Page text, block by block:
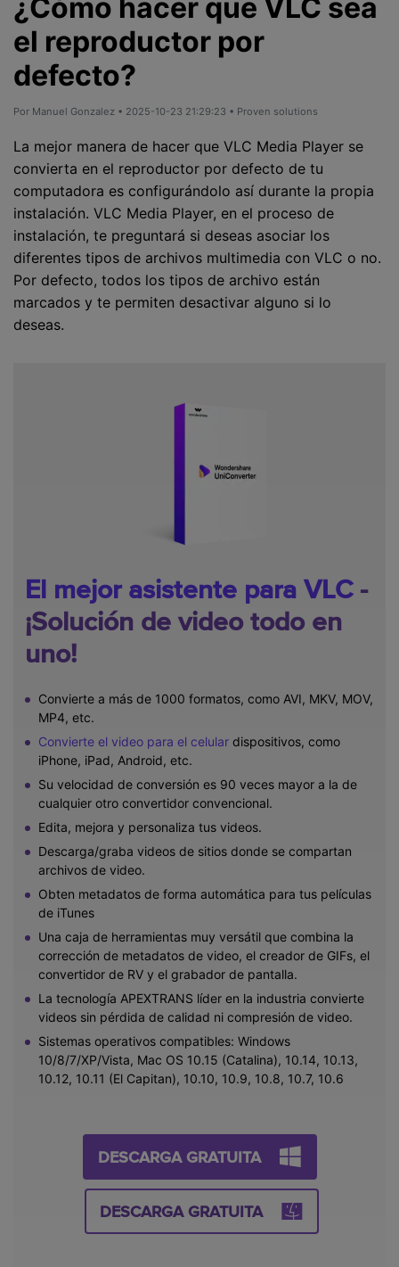
¿Cómo hacer que VLC sea
el reproductor por
defecto?
Por Manuel Gonzalez • 2025-10-23 21:29:23 • Proven solutions
La mejor manera de hacer que VLC Media Player se
convierta en el reproductor por defecto de tu
computadora es configurándolo así durante la propia
instalación. VLC Media Player, en el proceso de
instalación, te preguntará si deseas asociar los
diferentes tipos de archivos multimedia con VLC o no.
Por defecto, todos los tipos de archivo están
marcados y te permiten desactivar alguno si lo
deseas.
El mejor asistente para VLC -
¡Solución de video todo en
uno!
Convierte a más de 1000 formatos, como AVI, MKV, MOV,
MP4, etc.
Convierte el video para el celular dispositivos, como
iPhone, iPad, Android, etc.
Su velocidad de conversión es 90 veces mayor a la de
cualquier otro convertidor convencional.
Edita, mejora y personaliza tus videos.
Descarga/graba videos de sitios donde se compartan
archivos de video.
Obten metadatos de forma automática para tus películas
de iTunes
Una caja de herramientas muy versátil que combina la
corrección de metadatos de video, el creador de GIFs, el
convertidor de RV y el grabador de pantalla.
La tecnología APEXTRANS líder en la industria convierte
videos sin pérdida de calidad ni compresión de video.
Sistemas operativos compatibles: Windows
10/8/7/XP/Vista, Mac OS 10.15 (Catalina), 10.14, 10.13,
10.12, 10.11 (El Capitan), 10.10, 10.9, 10.8, 10.7, 10.6
DESCARGA GRATUITA
DESCARGA GRATUITA